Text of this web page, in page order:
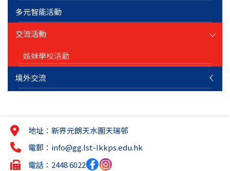
多元智能活動
交流活動
姊妹學校活動
境外交流
地址：新界元朗天水圍天瑞邨
電郵： info@gg.lst-lkkps.edu.hk
電話：2448 6022